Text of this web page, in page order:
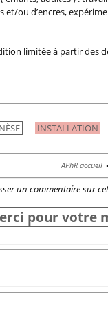
ou d’encres,
limitée à partir
INSTALLATION
APhR accueil
un commentaire sur
pour votre